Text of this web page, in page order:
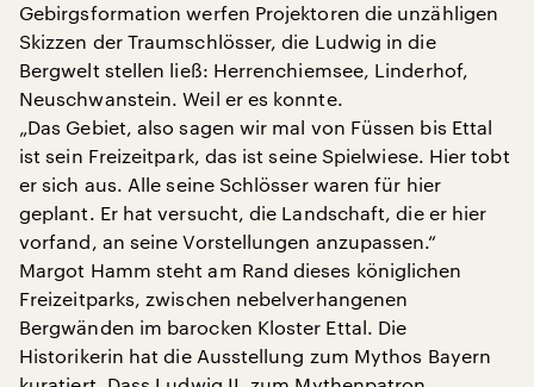
Gebirgsformation werfen Projektoren die unzähligen
Skizzen der Traumschlösser, die Ludwig in die
Bergwelt stellen ließ: Herrenchiemsee, Linderhof,
Neuschwanstein. Weil er es konnte.
„Das Gebiet, also sagen wir mal von Füssen bis Ettal
ist sein Freizeitpark, das ist seine Spielwiese. Hier tobt
er sich aus. Alle seine Schlösser waren für hier
geplant. Er hat versucht, die Landschaft, die er hier
vorfand, an seine Vorstellungen anzupassen.“
Margot Hamm steht am Rand dieses königlichen
Freizeitparks, zwischen nebelverhangenen
Bergwänden im barocken Kloster Ettal. Die
Historikerin hat die Ausstellung zum Mythos Bayern